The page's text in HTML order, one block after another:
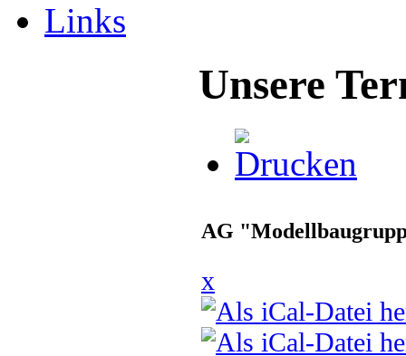
Links
Unsere
AG
x